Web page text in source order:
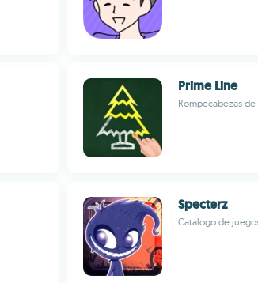
Prime Line
Rompecabezas
Specterz
Catálogo de